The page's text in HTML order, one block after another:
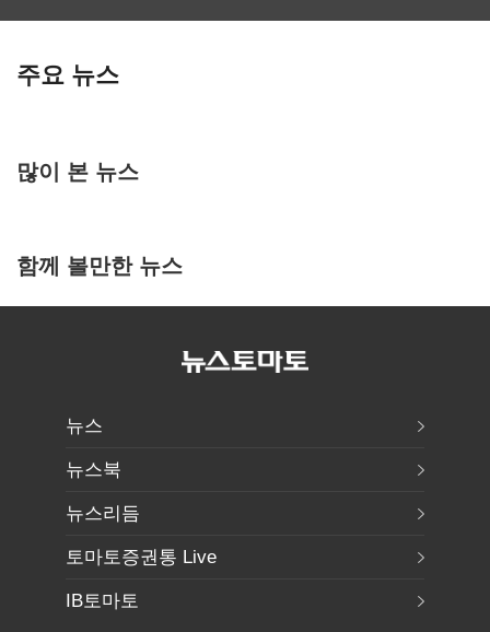
주요 뉴스
많이 본 뉴스
함께 볼만한 뉴스
뉴스
뉴스북
뉴스리듬
토마토증권통 Live
IB토마토